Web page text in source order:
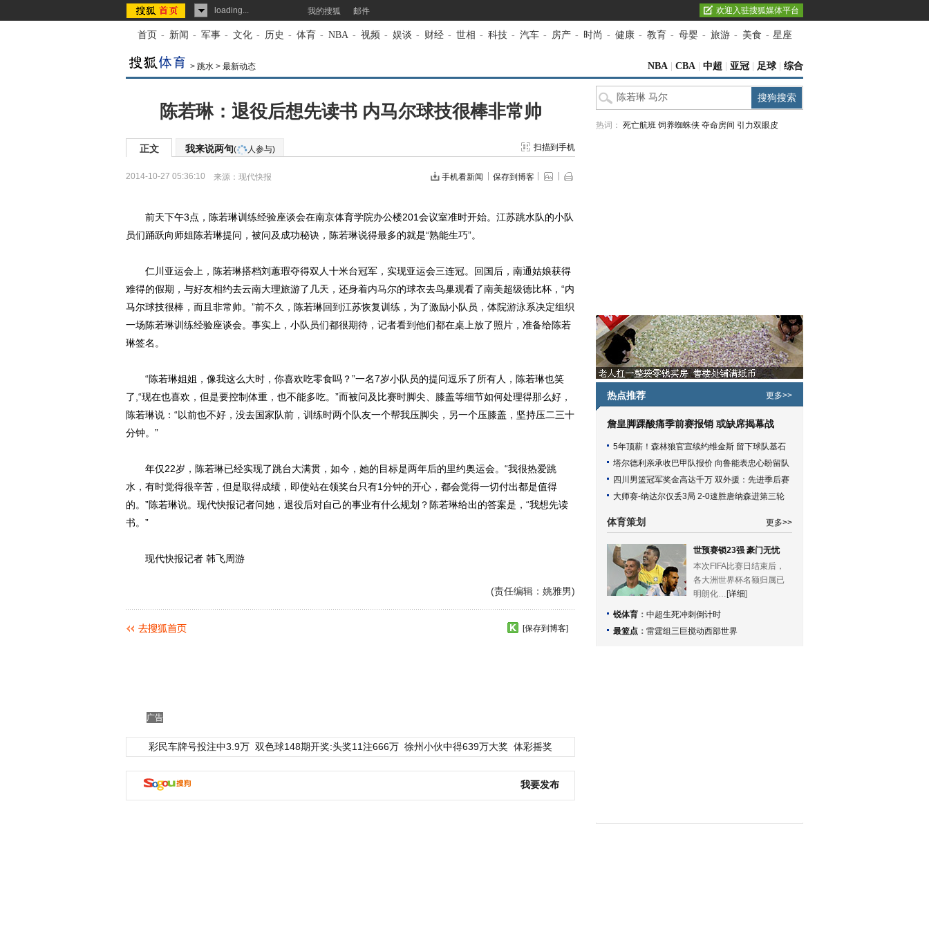
loading... 我的搜狐 邮件 欢迎入驻搜狐媒体平台
首页 - 新闻 - 军事 - 文化 - 历史 - 体育 - NBA - 视频 - 娱谈 - 财经 - 世相 - 科技 - 汽车 - 房产 - 时尚 - 健康 - 教育 - 母婴 - 旅游 - 美食 - 星座
> 跳水 > 最新动态 NBA CBA 中超 亚冠 足球 综合
陈若琳：退役后想先读书 内马尔球技很棒非常帅
正文 我来说两句( 人参与) 扫描到手机
2014-10-27 05:36:10 来源： 现代快报 手机看新闻 保存到博客
前天下午3点，陈若琳训练经验座谈会在南京体育学院办公楼201会议室准时开始。江苏跳水队的小队
员们踊跃向师姐陈若琳提问，被问及成功秘诀，陈若琳说得最多的就是“熟能生巧”。
仁川亚运会上，陈若琳搭档刘蕙瑕夺得双人十米台冠军，实现亚运会三连冠。回国后，南通姑娘获得
难得的假期，与好友相约去云南大理旅游了几天，还身着内马尔的球衣去鸟巢观看了南美超级德比杯，“内
马尔球技很棒，而且非常帅。”前不久，陈若琳回到江苏恢复训练，为了激励小队员，体院游泳系决定组织
一场陈若琳训练经验座谈会。事实上，小队员们都很期待，记者看到他们都在桌上放了照片，准备给陈若
琳签名。
“陈若琳姐姐，像我这么大时，你喜欢吃零食吗？”一名7岁小队员的提问逗乐了所有人，陈若琳也笑
了,“现在也喜欢，但是要控制体重，也不能多吃。”而被问及比赛时脚尖、膝盖等细节如何处理得那么好，
陈若琳说：“以前也不好，没去国家队前，训练时两个队友一个帮我压脚尖，另一个压膝盖，坚持压二三十
分钟。”
年仅22岁，陈若琳已经实现了跳台大满贯，如今，她的目标是两年后的里约奥运会。“我很热爱跳
水，有时觉得很辛苦，但是取得成绩，即使站在领奖台只有1分钟的开心，都会觉得一切付出都是值得
的。”陈若琳说。现代快报记者问她，退役后对自己的事业有什么规划？陈若琳给出的答案是，“我想先读
书。”
现代快报记者 韩飞周游
(责任编辑：姚雅男)
[保存到博客]
广告
彩民车牌号投注中3.9万 双色球148期开奖:头奖11注666万 徐州小伙中得639万大奖 体彩摇奖
我要发布
热词： 死亡航班 饲养蜘蛛侠 夺命房间 引力双眼皮
热点推荐 更多>>
詹皇脚踝酸痛季前赛报销 或缺席揭幕战
5年顶薪！森林狼官宣续约维金斯 留下球队基石
塔尔德利亲承收巴甲队报价 向鲁能表忠心盼留队
四川男篮冠军奖金高达千万 双外援：先进季后赛
大师赛-纳达尔仅丢3局 2-0速胜唐纳森进第三轮
体育策划 更多>>
世预赛锁23强 豪门无忧
本次FIFA比赛日结束后，
各大洲世界杯名额归属已
明朗化… [详细]
锐体育 ： 中超生死冲刺倒计时
最篮点 ： 雷霆组三巨搅动西部世界